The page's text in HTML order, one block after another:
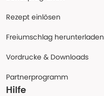
Rezept einlösen
Freiumschlag herunterladen
Vordrucke & Downloads
Partnerprogramm
Hilfe